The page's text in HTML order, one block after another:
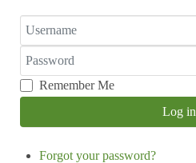
Username
Password
Remember Me
Log in
Forgot your password?